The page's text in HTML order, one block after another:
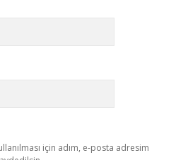
için adım, e-posta adresim